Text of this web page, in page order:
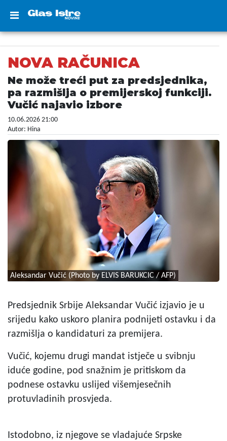
NOVA RAČUNICA
Ne može treći put za predsjednika,
pa razmišlja o premijerskoj funkciji.
Vučić najavio izbore
10.06.2026 21:00
Autor: Hina
Aleksandar Vučić (Photo by ELVIS BARUKCIC / AFP)
Predsjednik Srbije Aleksandar Vučić izjavio je u
srijedu kako uskoro planira podnijeti ostavku i da
razmišlja o kandidaturi za premijera.
Vučić, kojemu drugi mandat istječe u svibnju
iduće godine, pod snažnim je pritiskom da
podnese ostavku uslijed višemjesečnih
protuvladinih prosvjeda.
Istodobno, iz njegove se vladajuće Srpske